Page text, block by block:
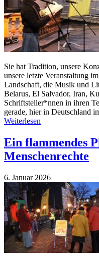
Sie hat Tradition, unsere
unsere letzte Veranstaltung
Landschaft, die Musik und
Belarus, El Salvador, Iran,
Schriftsteller*nnen in ihren
gerade, hier in Deutschland
Weiterlesen
Ein flammendes
Menschenrechte
6. Januar 2026